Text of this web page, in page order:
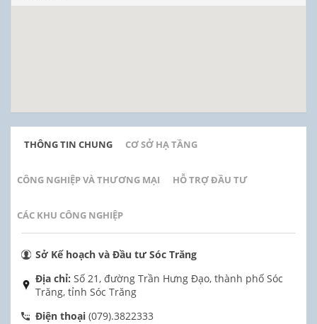
THÔNG TIN CHUNG CƠ SỞ HẠ TẦNG
CÔNG NGHIỆP VÀ THƯƠNG MẠI HỖ TRỢ ĐẦU TƯ
CÁC KHU CÔNG NGHIỆP
Sở Kế hoạch và Đầu tư Sóc Trăng
Địa chỉ: Số 21, đường Trần Hưng Đạo, thành phố Sóc
Trăng, tỉnh Sóc Trăng
Điện thoại (079).3822333